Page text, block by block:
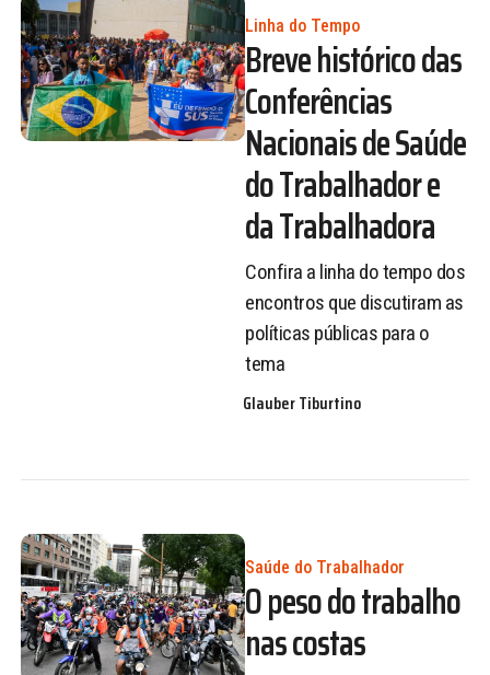
Linha do Tempo
Breve histórico das
Conferências
Nacionais de Saúde
do Trabalhador e
da Trabalhadora
Confira a linha do tempo dos
encontros que discutiram as
políticas públicas para o
tema
Glauber Tiburtino
Saúde do Trabalhador
O peso do trabalho
nas costas